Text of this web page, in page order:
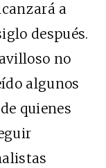
a
después.
no
algunos
quienes